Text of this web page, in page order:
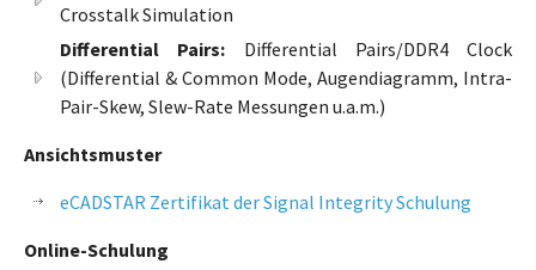
Crosstalk Simulation
Differential Pairs: Differential Pairs/DDR4 Clock
(Differential & Common Mode, Augendiagramm, Intra-
Pair-Skew, Slew-Rate Messungen u.a.m.)
Ansichtsmuster
eCADSTAR Zertifikat der Signal Integrity Schulung
Online-Schulung